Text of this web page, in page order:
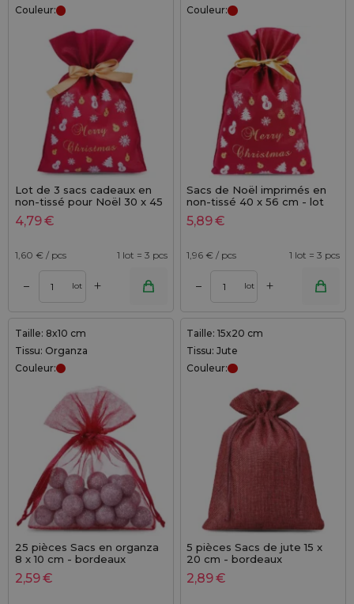
Couleur:
Lot de 3 sacs cadeaux en
non-tissé pour Noël 30 x 45
cm
4,79€
1,60 € / pcs 1 lot = 3 pcs
– lot +
Couleur:
Sacs de Noël imprimés en
non-tissé 40 x 56 cm - lot
de 3 sacs festifs et durables
5,89€
1,96 € / pcs 1 lot = 3 pcs
– lot +
Taille: 8x10 cm
Tissu: Organza
Couleur:
25 pièces Sacs en organza
8 x 10 cm - bordeaux
2,59€
Taille: 15x20 cm
Tissu: Jute
Couleur:
5 pièces Sacs de jute 15 x
20 cm - bordeaux
2,89€